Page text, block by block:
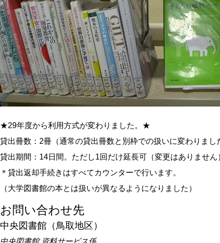
★29年度から利用方式が変わりました。★
貸出冊数：2冊（通常の貸出冊数と別枠での扱いに変わりまし
貸出期間：14日間。ただし1回だけ延長可（変更はありません
＊貸出返却手続きはすべてカウンターで行います。
（大学図書館の本とは扱いが異なるようになりました）
お問い合わせ先
中央図書館（鳥取地区）
中央図書館 資料サービス係